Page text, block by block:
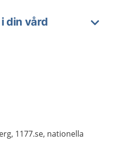
din vård
1177.se, nationella